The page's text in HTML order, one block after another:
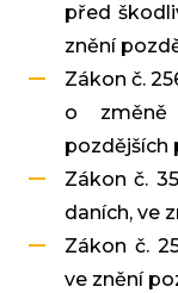
před
znění
Zákon č.
o změně
pozdějších
Zákon č.
daních, ve
Zákon č.
ve znění